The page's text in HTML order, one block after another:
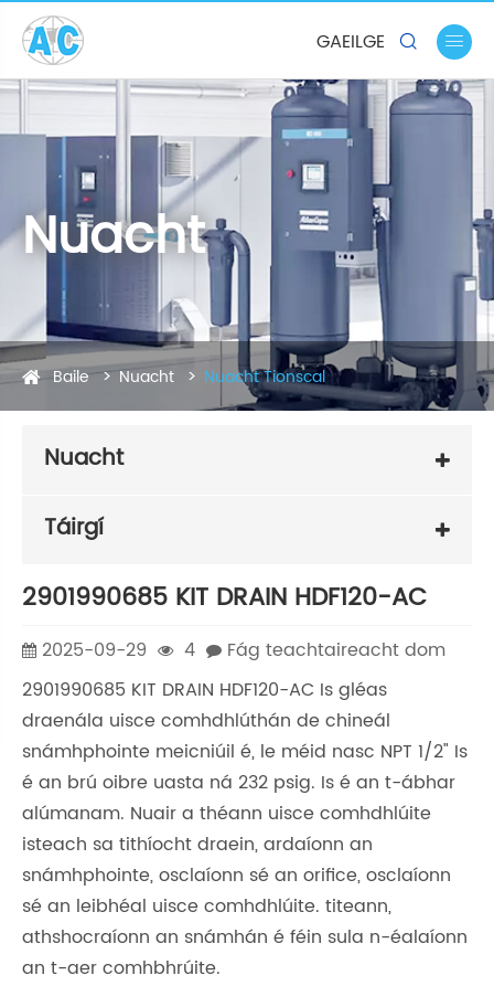
GAEILGE  
Nuacht
Baile Nuacht Nuacht Tionscal
Nuacht
Táirgí
2901990685 KIT DRAIN HDF120-AC
2025-09-29 4
Fág teachtaireacht dom
2901990685 KIT DRAIN HDF120-AC Is gléas
draenála uisce comhdhlúthán de chineál
snámhphointe meicniúil é, le méid nasc NPT 1/2" Is
é an brú oibre uasta ná 232 psig. Is é an t-ábhar
alúmanam. Nuair a théann uisce comhdhlúite
isteach sa tithíocht draein, ardaíonn an
snámhphointe, osclaíonn sé an orifice, osclaíonn
sé an leibhéal uisce comhdhlúite. titeann,
athshocraíonn an snámhán é féin sula n-éalaíonn
an t-aer comhbhrúite.